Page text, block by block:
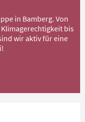
in Bamberg. Von
bis
wir aktiv für eine